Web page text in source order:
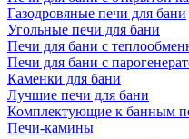
Газодровяные печи для бани
Угольные печи для бани
Печи для бани с
Печи для бани с
Каменки для бани
Лучшие печи для бани
Комплектующие к банным
Печи-камины